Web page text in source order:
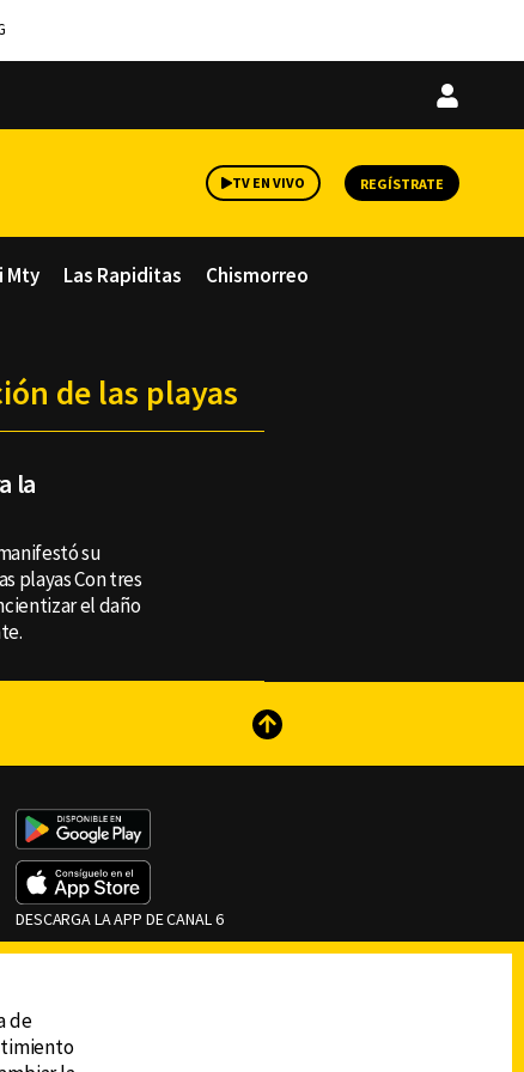
Iniciar
TV EN VIVO REGÍSTRATE
Mty Las Rapiditas Chismorreo
de las playas
la
su
playas Con tres
el daño
Subir
DESCARGA LA APP DE CANAL 6
de